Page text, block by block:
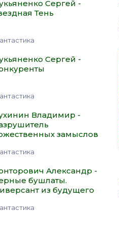
Сергей -
Тень
Сергей -
Владимир -
замыслов
Александр -
бушлаты.
из будущего